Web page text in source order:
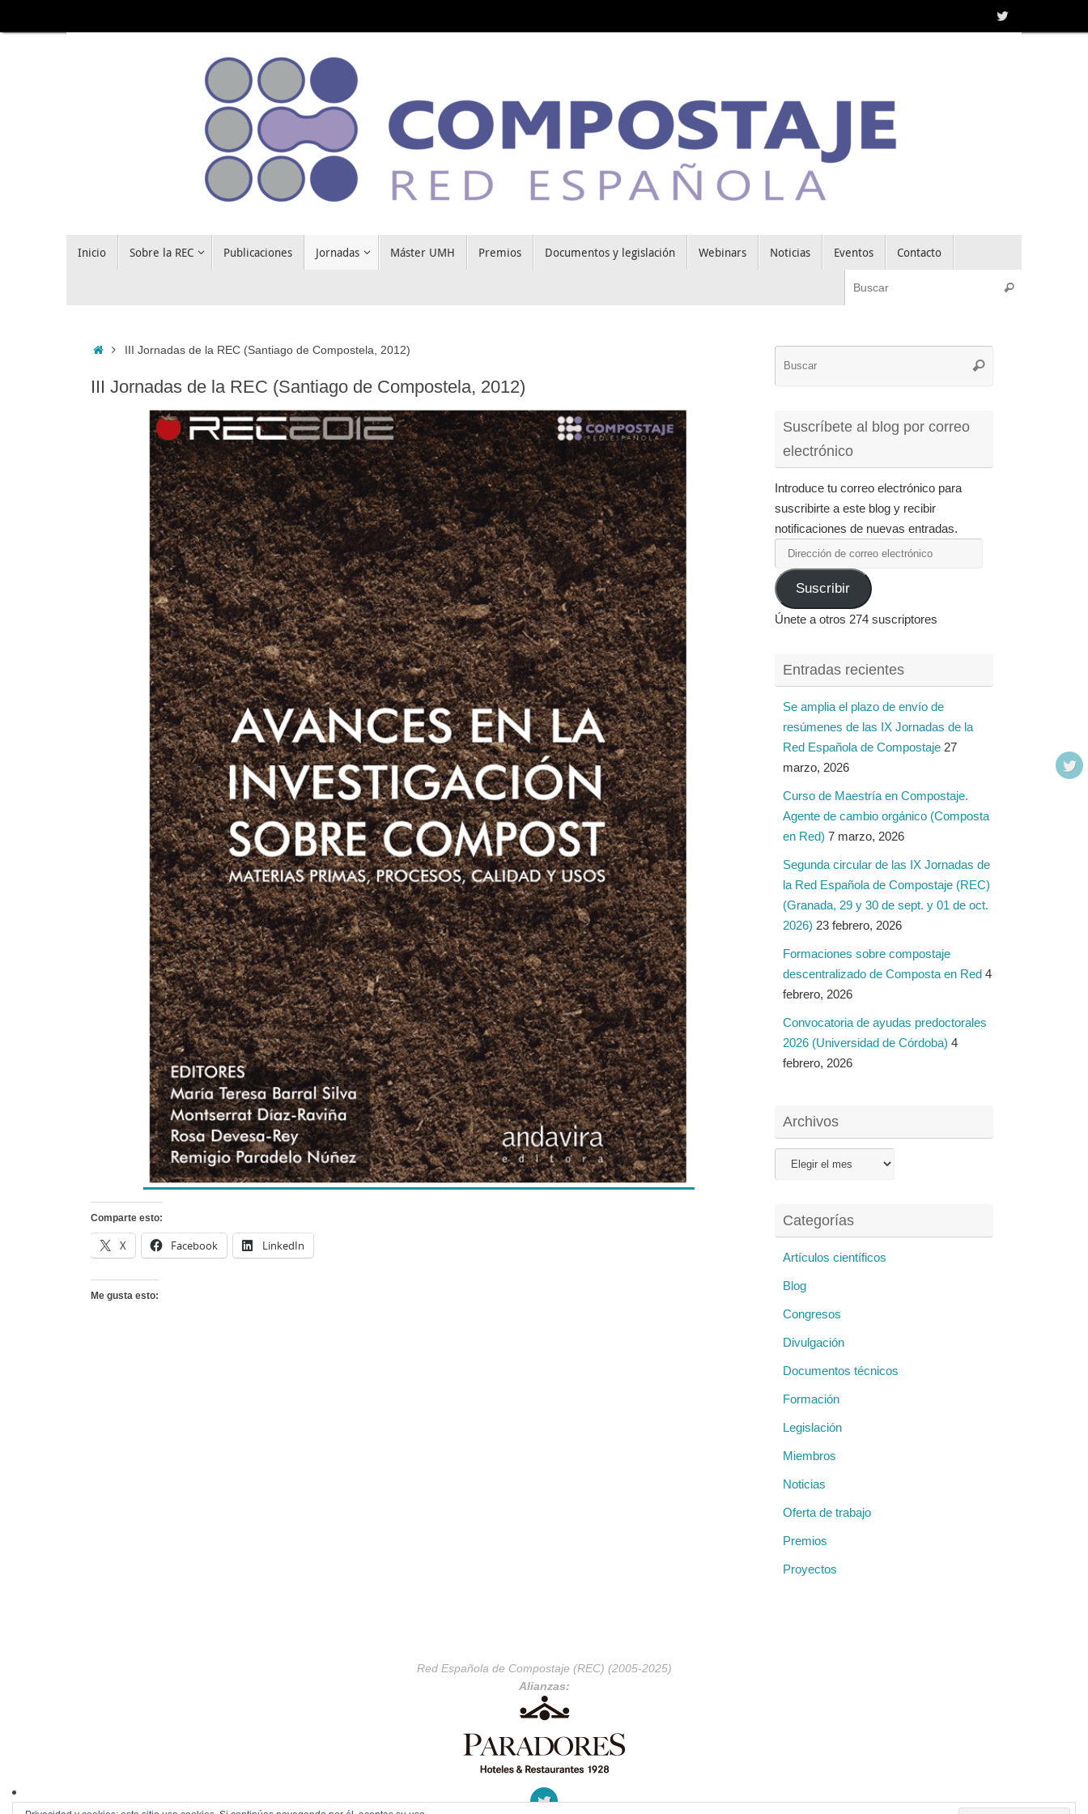
al
Inicio Sobre la REC Publicaciones Jornadas Máster UMH Premios Documentos y legislación Webinars Noticias Eventos Contacto
Buscar
InicioIII Jornadas de la REC (Santiago de Compostela, 2012)
III Jornadas de la REC (Santiago de Compostela, 2012)
Comparte esto:
X Facebook LinkedIn
Me gusta esto:
Buscar
Suscríbete al blog por correo
electrónico
Introduce tu correo electrónico para
suscribirte a este blog y recibir
notificaciones de nuevas entradas.
Dirección
de
correo
electrónico
Suscribir
Únete a otros 274 suscriptores
Entradas recientes
Se amplia el plazo de envío de
resúmenes de las IX Jornadas de la
Red Española de Compostaje 27
marzo, 2026
Curso de Maestría en Compostaje.
Agente de cambio orgánico (Composta
en Red) 7 marzo, 2026
Segunda circular de las IX Jornadas de
la Red Española de Compostaje (REC)
(Granada, 29 y 30 de sept. y 01 de oct.
2026) 23 febrero, 2026
Formaciones sobre compostaje
descentralizado de Composta en Red 4
febrero, 2026
Convocatoria de ayudas predoctorales
2026 (Universidad de Córdoba) 4
febrero, 2026
Archivos
Archivos
Categorías
Artículos científicos
Blog
Congresos
Divulgación
Documentos técnicos
Formación
Legislación
Miembros
Noticias
Oferta de trabajo
Premios
Proyectos
Red Española de Compostaje (REC) (2005-2025)
Alianzas: